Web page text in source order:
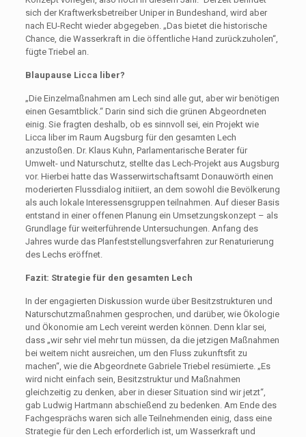
sich der Kraftwerksbetreiber Uniper in Bundeshand, wird aber
nach EU-Recht wieder abgegeben. „Das bietet die historische
Chance, die Wasserkraft in die öffentliche Hand zurückzuholen“,
fügte Triebel an.
Blaupause Licca liber?
„Die Einzelmaßnahmen am Lech sind alle gut, aber wir benötigen
einen Gesamtblick.“ Darin sind sich die grünen Abgeordneten
einig. Sie fragten deshalb, ob es sinnvoll sei, ein Projekt wie
Licca liber im Raum Augsburg für den gesamten Lech
anzustoßen. Dr. Klaus Kuhn, Parlamentarische Berater für
Umwelt- und Naturschutz, stellte das Lech-Projekt aus Augsburg
vor. Hierbei hatte das Wasserwirtschaftsamt Donauwörth einen
moderierten Flussdialog initiiert, an dem sowohl die Bevölkerung
als auch lokale Interessensgruppen teilnahmen. Auf dieser Basis
entstand in einer offenen Planung ein Umsetzungskonzept – als
Grundlage für weiterführende Untersuchungen. Anfang des
Jahres wurde das Planfeststellungsverfahren zur Renaturierung
des Lechs eröffnet.
Fazit: Strategie für den gesamten Lech
In der engagierten Diskussion wurde über Besitzstrukturen und
Naturschutzmaßnahmen gesprochen, und darüber, wie Ökologie
und Ökonomie am Lech vereint werden können. Denn klar sei,
dass „wir sehr viel mehr tun müssen, da die jetzigen Maßnahmen
bei weitem nicht ausreichen, um den Fluss zukunftsfit zu
machen“, wie die Abgeordnete Gabriele Triebel resümierte. „Es
wird nicht einfach sein, Besitzstruktur und Maßnahmen
gleichzeitig zu denken, aber in dieser Situation sind wir jetzt“,
gab Ludwig Hartmann abschießend zu bedenken. Am Ende des
Fachgesprächs waren sich alle Teilnehmenden einig, dass eine
Strategie für den Lech erforderlich ist, um Wasserkraft und